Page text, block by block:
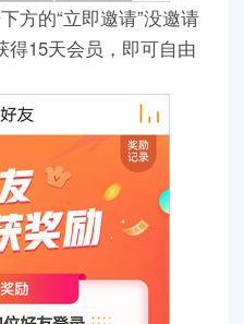
方的“立即邀请”没邀请
15天会员，即可自由